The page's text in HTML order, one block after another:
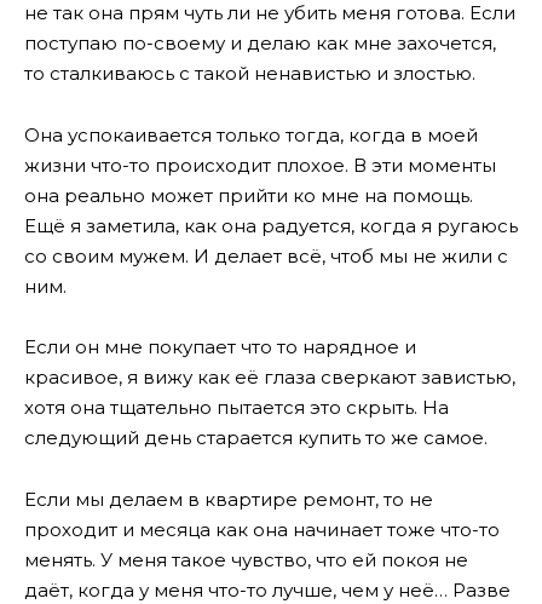
не так она прям чуть ли не убить меня готова. Если
поступаю по-своему и делаю как мне захочется,
то сталкиваюсь с такой ненавистью и злостью.
Она успокаивается только тогда, когда в моей
жизни что-то происходит плохое. В эти моменты
она реально может прийти ко мне на помощь.
Ещё я заметила, как она радуется, когда я ругаюсь
со своим мужем. И делает всё, чтоб мы не жили с
ним.
Если он мне покупает что то нарядное и
красивое, я вижу как её глаза сверкают завистью,
хотя она тщательно пытается это скрыть. На
следующий день старается купить то же самое.
Если мы делаем в квартире ремонт, то не
проходит и месяца как она начинает тоже что-то
менять. У меня такое чувство, что ей покоя не
даёт, когда у меня что-то лучше, чем у неё… Разве